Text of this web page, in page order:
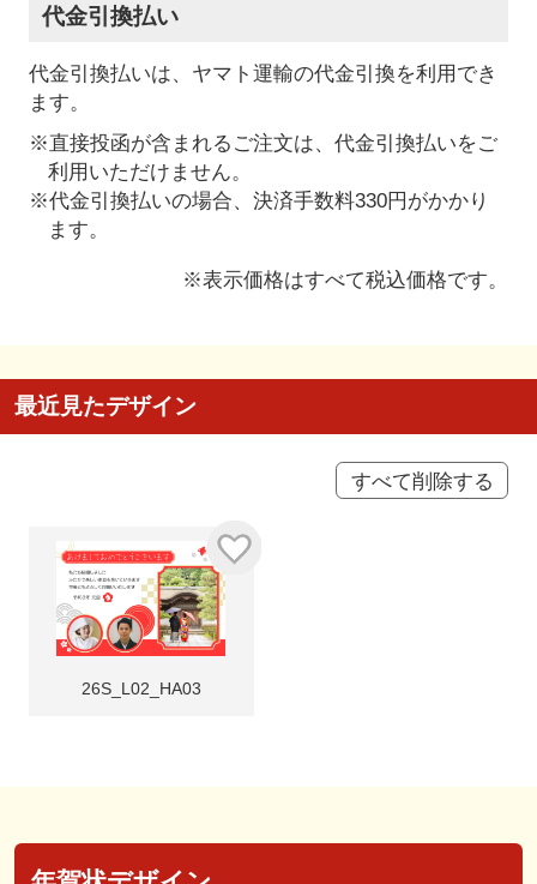
代金引換払い
代金引換払いは、ヤマト運輸の代金引換を利用でき
ます。
※直接投函が含まれるご注文は、代金引換払いをご
利用いただけません。
※代金引換払いの場合、決済手数料330円がかかり
ます。
※表示価格はすべて税込価格です。
最近見たデザイン
すべて削除する
26S_L02_HA03